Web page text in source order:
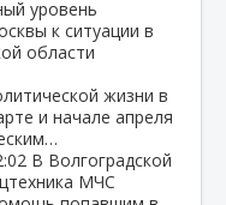
жизни в
и начале апреля
В Волгоградской
МЧС